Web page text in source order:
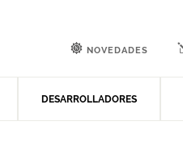
DESARROLLADORES
NOVEDADES